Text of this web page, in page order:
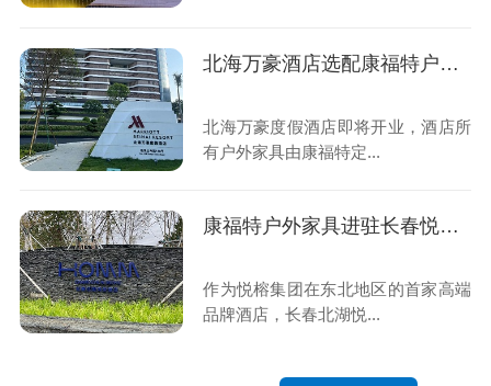
北海万豪酒店选配康福特户外家具
北海万豪度假酒店即将开业，酒店所
有户外家具由康福特定...
康福特户外家具进驻长春悦榕鸿居酒店
作为悦榕集团在东北地区的首家高端
品牌酒店，长春北湖悦...